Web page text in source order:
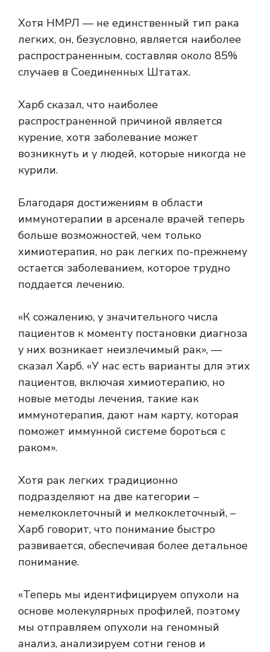
Хотя НМРЛ — не единственный тип рака
легких, он, безусловно, является наиболее
распространенным, составляя около 85%
случаев в Соединенных Штатах.
Харб сказал, что наиболее
распространенной причиной является
курение, хотя заболевание может
возникнуть и у людей, которые никогда не
курили.
Благодаря достижениям в области
иммунотерапии в арсенале врачей теперь
больше возможностей, чем только
химиотерапия, но рак легких по-прежнему
остается заболеванием, которое трудно
поддается лечению.
«К сожалению, у значительного числа
пациентов к моменту постановки диагноза
у них возникает неизлечимый рак», —
сказал Харб. «У нас есть варианты для этих
пациентов, включая химиотерапию, но
новые методы лечения, такие как
иммунотерапия, дают нам карту, которая
поможет иммунной системе бороться с
раком».
Хотя рак легких традиционно
подразделяют на две категории –
немелкоклеточный и мелкоклеточный, –
Харб говорит, что понимание быстро
развивается, обеспечивая более детальное
понимание.
«Теперь мы идентифицируем опухоли на
основе молекулярных профилей, поэтому
мы отправляем опухоли на геномный
анализ, анализируем сотни генов и